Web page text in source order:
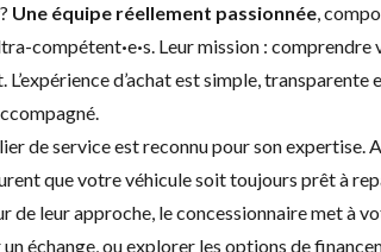
Une équipe réellement passionnée,
compétent·e·s. Leur mission : comprendre
d’achat est simple, transparente
de service est reconnu pour son
que votre véhicule soit toujours prêt à
de leur approche, le concessionnaire met à
échange, ou explorer les options de